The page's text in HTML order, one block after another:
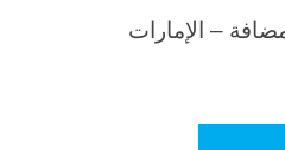
– الإمارات